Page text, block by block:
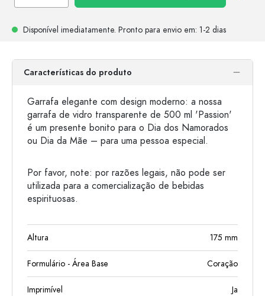
Disponível imediatamente. Pronto para envio em: 1-2 dias
Características do produto
Garrafa elegante com design moderno: a nossa
garrafa de vidro transparente de 500 ml 'Passion'
é um presente bonito para o Dia dos Namorados
ou Dia da Mãe – para uma pessoa especial.
Por favor, note: por razões legais, não pode ser
utilizada para a comercialização de bebidas
espirituosas.
Altura 175 mm
Formulário - Área Base Coração
Imprimível Ja